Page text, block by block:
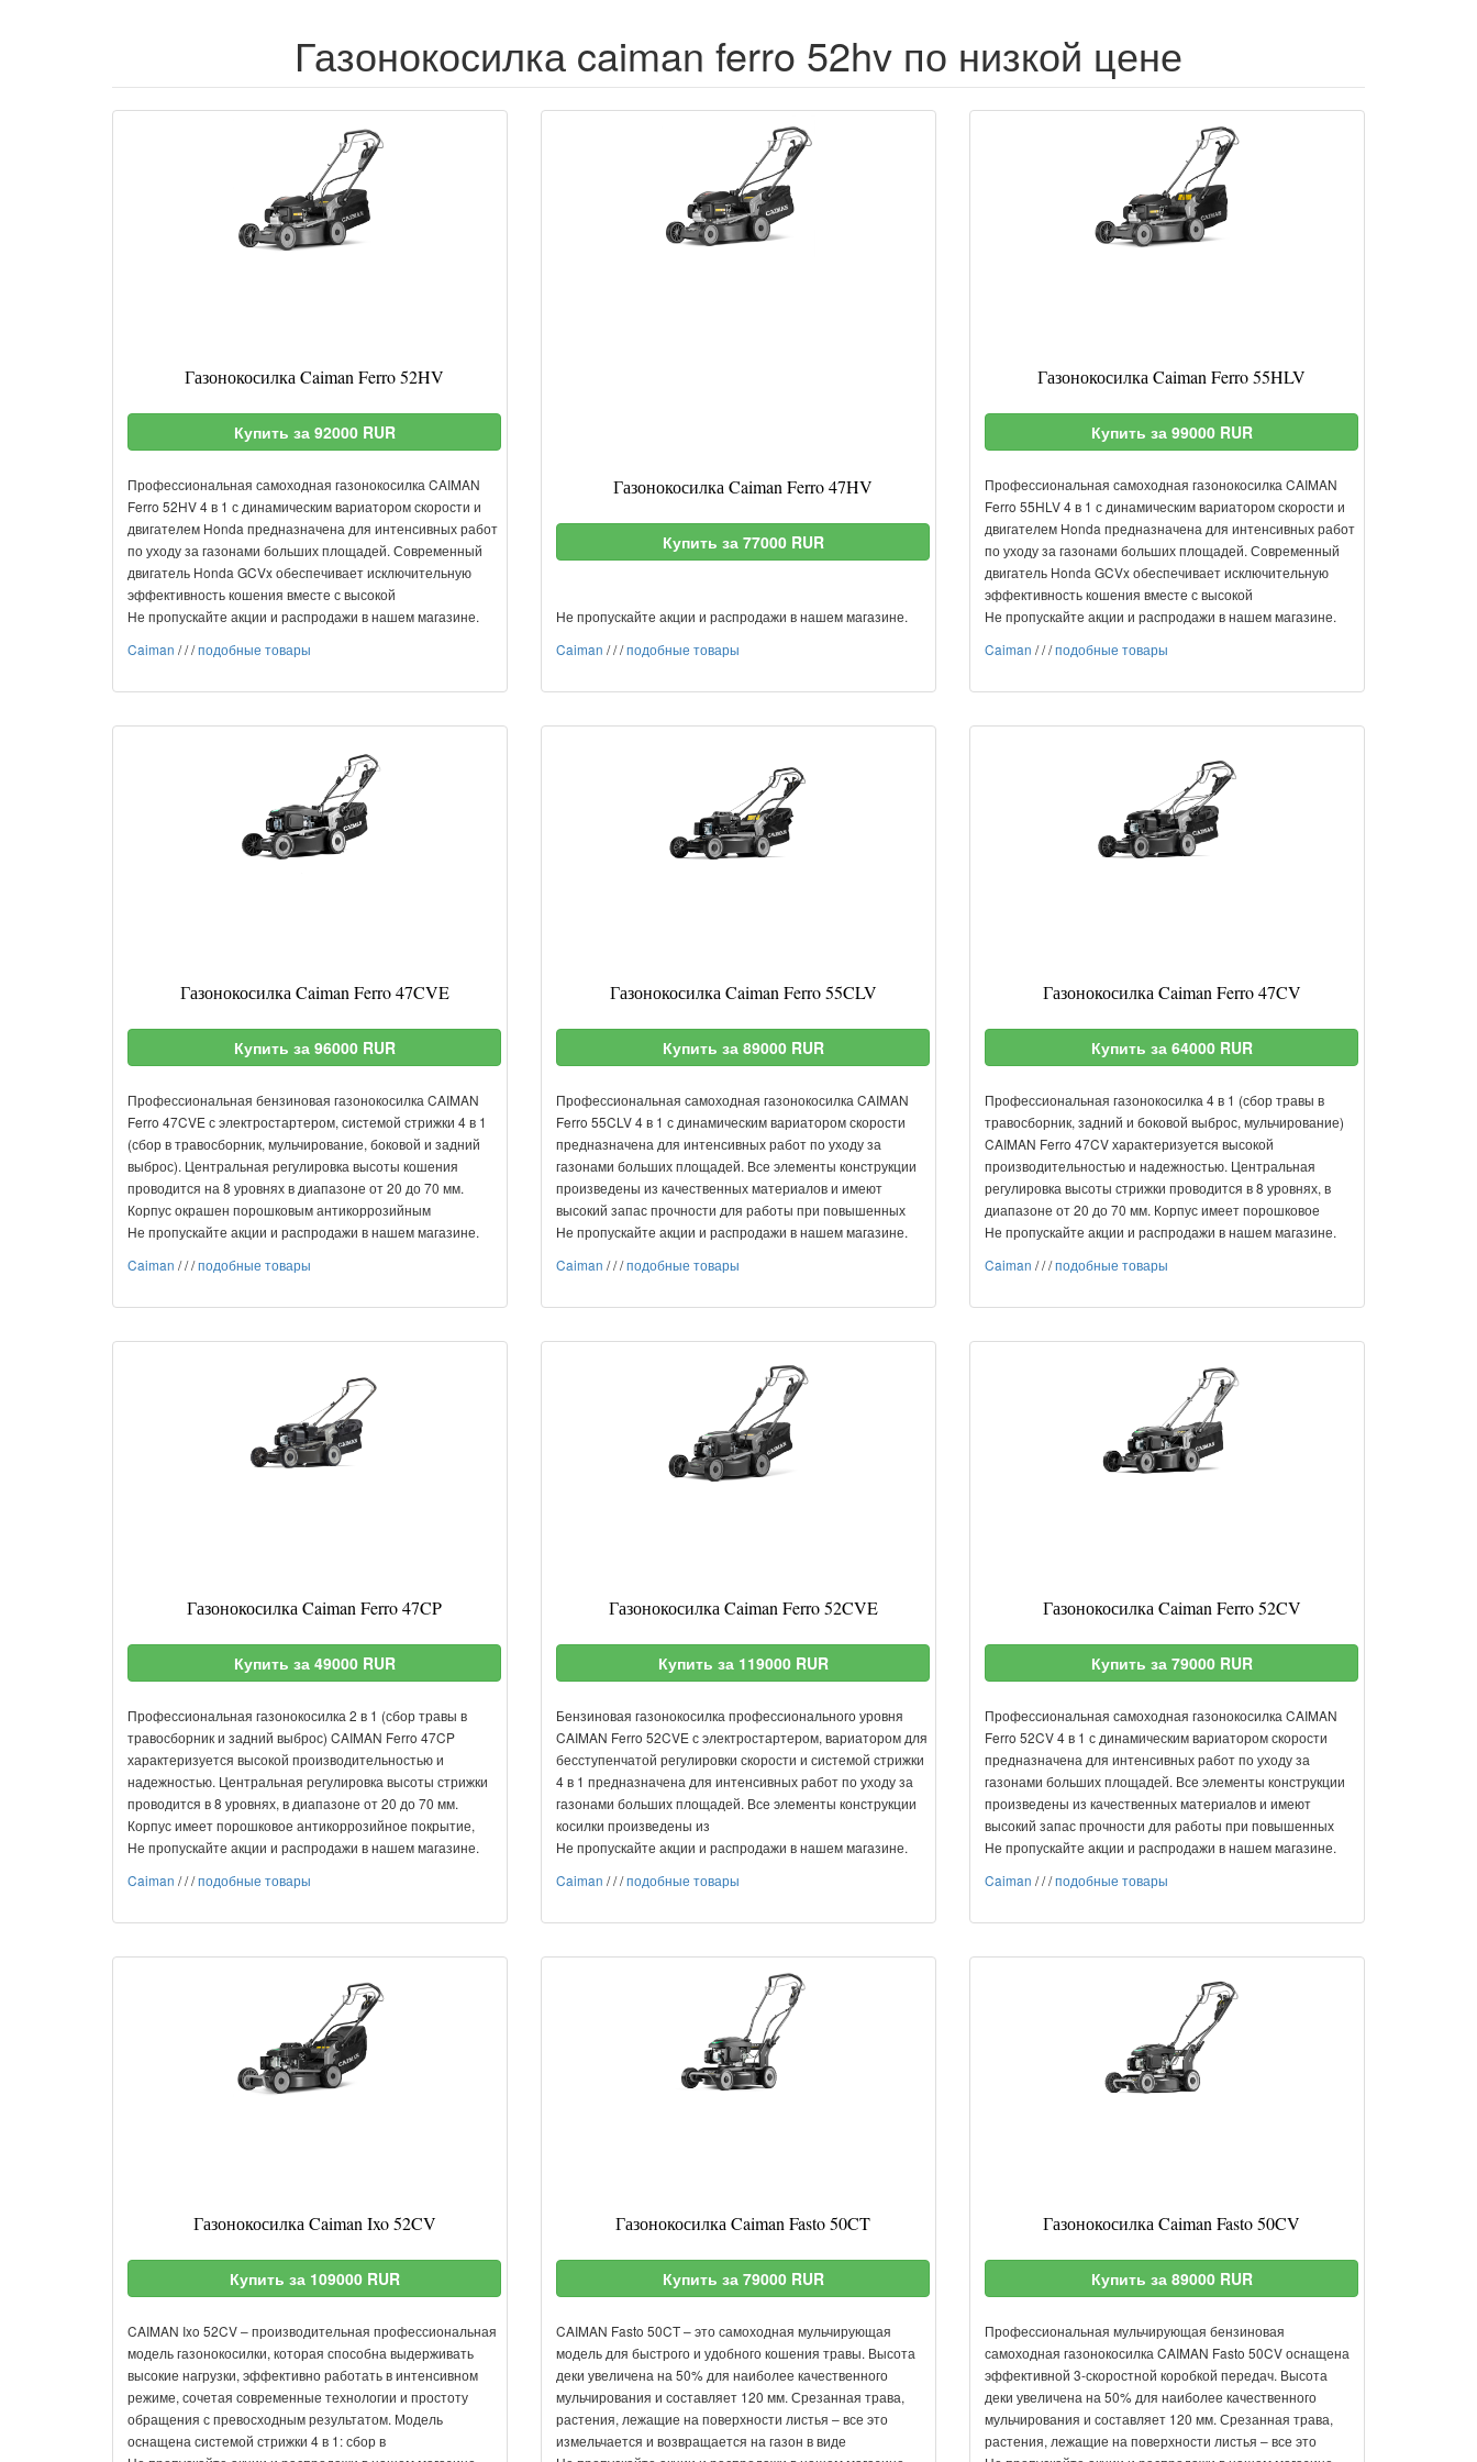
Газонокосилка caiman ferro 52hv по низкой цене
Газонокосилка Caiman Ferro 52HV
Купить за 92000 RUR
Профессиональная самоходная газонокосилка CAIMAN
Ferro 52HV 4 в 1 с динамическим вариатором скорости и
двигателем Honda предназначена для интенсивных работ
по уходу за газонами больших площадей. Современный
двигатель Honda GCVx обеспечивает исключительную
эффективность кошения вместе с высокой
Не пропускайте акции и распродажи в нашем магазине.
Caiman ///подобные товары
Газонокосилка Caiman Ferro 47HV
Купить за 77000 RUR
Не пропускайте акции и распродажи в нашем магазине.
Caiman ///подобные товары
Газонокосилка Caiman Ferro 55HLV
Купить за 99000 RUR
Профессиональная самоходная газонокосилка CAIMAN
Ferro 55HLV 4 в 1 с динамическим вариатором скорости и
двигателем Honda предназначена для интенсивных работ
по уходу за газонами больших площадей. Современный
двигатель Honda GCVx обеспечивает исключительную
эффективность кошения вместе с высокой
Не пропускайте акции и распродажи в нашем магазине.
Caiman ///подобные товары
Газонокосилка Caiman Ferro 47CVE
Купить за 96000 RUR
Профессиональная бензиновая газонокосилка CAIMAN
Ferro 47CVE с электростартером, системой стрижки 4 в 1
(сбор в травосборник, мульчирование, боковой и задний
выброс). Центральная регулировка высоты кошения
проводится на 8 уровнях в диапазоне от 20 до 70 мм.
Корпус окрашен порошковым антикоррозийным
Не пропускайте акции и распродажи в нашем магазине.
Caiman ///подобные товары
Газонокосилка Caiman Ferro 55CLV
Купить за 89000 RUR
Профессиональная самоходная газонокосилка CAIMAN
Ferro 55CLV 4 в 1 с динамическим вариатором скорости
предназначена для интенсивных работ по уходу за
газонами больших площадей. Все элементы конструкции
произведены из качественных материалов и имеют
высокий запас прочности для работы при повышенных
Не пропускайте акции и распродажи в нашем магазине.
Caiman ///подобные товары
Газонокосилка Caiman Ferro 47CV
Купить за 64000 RUR
Профессиональная газонокосилка 4 в 1 (сбор травы в
травосборник, задний и боковой выброс, мульчирование)
CAIMAN Ferro 47CV характеризуется высокой
производительностью и надежностью. Центральная
регулировка высоты стрижки проводится в 8 уровнях, в
диапазоне от 20 до 70 мм. Корпус имеет порошковое
Не пропускайте акции и распродажи в нашем магазине.
Caiman ///подобные товары
Газонокосилка Caiman Ferro 47CP
Купить за 49000 RUR
Профессиональная газонокосилка 2 в 1 (сбор травы в
травосборник и задний выброс) CAIMAN Ferro 47CP
характеризуется высокой производительностью и
надежностью. Центральная регулировка высоты стрижки
проводится в 8 уровнях, в диапазоне от 20 до 70 мм.
Корпус имеет порошковое антикоррозийное покрытие,
Не пропускайте акции и распродажи в нашем магазине.
Caiman ///подобные товары
Газонокосилка Caiman Ferro 52CVE
Купить за 119000 RUR
Бензиновая газонокосилка профессионального уровня
CAIMAN Ferro 52CVE с электростартером, вариатором для
бесступенчатой регулировки скорости и системой стрижки
4 в 1 предназначена для интенсивных работ по уходу за
газонами больших площадей. Все элементы конструкции
косилки произведены из
Не пропускайте акции и распродажи в нашем магазине.
Caiman ///подобные товары
Газонокосилка Caiman Ferro 52CV
Купить за 79000 RUR
Профессиональная самоходная газонокосилка CAIMAN
Ferro 52CV 4 в 1 с динамическим вариатором скорости
предназначена для интенсивных работ по уходу за
газонами больших площадей. Все элементы конструкции
произведены из качественных материалов и имеют
высокий запас прочности для работы при повышенных
Не пропускайте акции и распродажи в нашем магазине.
Caiman ///подобные товары
Газонокосилка Caiman Ixo 52CV
Купить за 109000 RUR
CAIMAN Ixo 52CV – производительная профессиональная
модель газонокосилки, которая способна выдерживать
высокие нагрузки, эффективно работать в интенсивном
режиме, сочетая современные технологии и простоту
обращения с превосходным результатом. Модель
оснащена системой стрижки 4 в 1: сбор в
Газонокосилка Caiman Fasto 50CT
Купить за 79000 RUR
CAIMAN Fasto 50CT – это самоходная мульчирующая
модель для быстрого и удобного кошения травы. Высота
деки увеличена на 50% для наиболее качественного
мульчирования и составляет 120 мм. Срезанная трава,
растения, лежащие на поверхности листья – все это
измельчается и возвращается на газон в виде
Газонокосилка Caiman Fasto 50CV
Купить за 89000 RUR
Профессиональная мульчирующая бензиновая
самоходная газонокосилка CAIMAN Fasto 50CV оснащена
эффективной 3-скоростной коробкой передач. Высота
деки увеличена на 50% для наиболее качественного
мульчирования и составляет 120 мм. Срезанная трава,
растения, лежащие на поверхности листья – все это